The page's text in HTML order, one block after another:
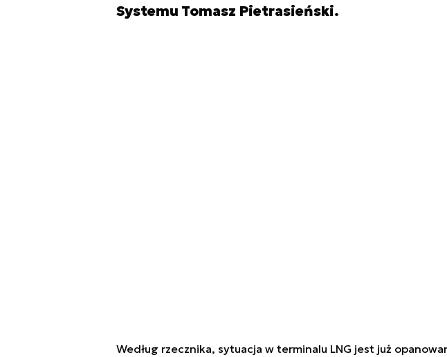
Systemu Tomasz Pietrasieński.
Według rzecznika, sytuacja w terminalu LNG jest już